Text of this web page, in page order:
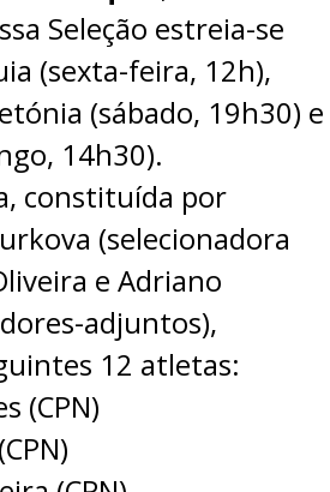
Seleção estreia-se
(sexta-feira, 12h),
(sábado, 19h30) e
14h30).
constituída por
(selecionadora
e Adriano
adjuntos),
12 atletas:
(CPN)